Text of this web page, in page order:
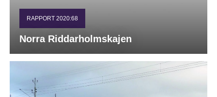
RAPPORT 2020:68
Norra Riddarholmskajen